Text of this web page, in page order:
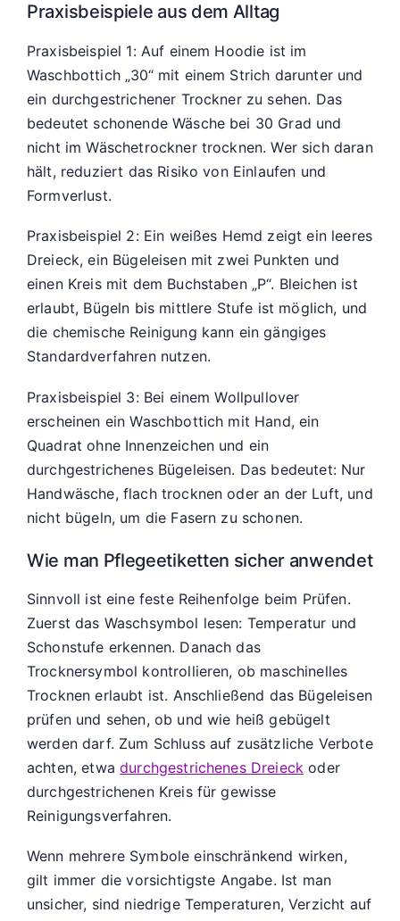
Praxisbeispiele aus dem Alltag
Praxisbeispiel 1: Auf einem Hoodie ist im
Waschbottich „30“ mit einem Strich darunter und
ein durchgestrichener Trockner zu sehen. Das
bedeutet schonende Wäsche bei 30 Grad und
nicht im Wäschetrockner trocknen. Wer sich daran
hält, reduziert das Risiko von Einlaufen und
Formverlust.
Praxisbeispiel 2: Ein weißes Hemd zeigt ein leeres
Dreieck, ein Bügeleisen mit zwei Punkten und
einen Kreis mit dem Buchstaben „P“. Bleichen ist
erlaubt, Bügeln bis mittlere Stufe ist möglich, und
die chemische Reinigung kann ein gängiges
Standardverfahren nutzen.
Praxisbeispiel 3: Bei einem Wollpullover
erscheinen ein Waschbottich mit Hand, ein
Quadrat ohne Innenzeichen und ein
durchgestrichenes Bügeleisen. Das bedeutet: Nur
Handwäsche, flach trocknen oder an der Luft, und
nicht bügeln, um die Fasern zu schonen.
Wie man Pflegeetiketten sicher anwendet
Sinnvoll ist eine feste Reihenfolge beim Prüfen.
Zuerst das Waschsymbol lesen: Temperatur und
Schonstufe erkennen. Danach das
Trocknersymbol kontrollieren, ob maschinelles
Trocknen erlaubt ist. Anschließend das Bügeleisen
prüfen und sehen, ob und wie heiß gebügelt
werden darf. Zum Schluss auf zusätzliche Verbote
achten, etwadurchgestrichenes Dreieck oder
durchgestrichenen Kreis für gewisse
Reinigungsverfahren.
Wenn mehrere Symbole einschränkend wirken,
gilt immer die vorsichtigste Angabe. Ist man
unsicher, sind niedrige Temperaturen, Verzicht auf